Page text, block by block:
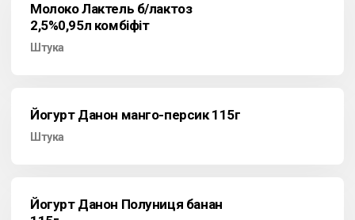
Молоко Лактель б/лактоз
2,5%0,95л комбіфіт
Штука
Йогурт Данон манго-персик 115г
Штука
Йогурт Данон Полуниця банан